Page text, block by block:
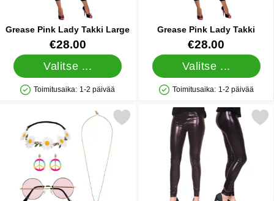
Grease Pink Lady Takki Large
Tuote.nro 6898€28.00
Valitse ...
Saatavuus: Varastossa
Toimitusaika: 1-2 päivää
Grease Pink Lady Takki
Tuote.nro 6901€28.00
Valitse ...
Saatavuus: Varastossa
Toimitusaika: 1-2 päivää
Merkitse hippi Tarvikesarja suosikiksi
Merkitse leggingsit Metallic